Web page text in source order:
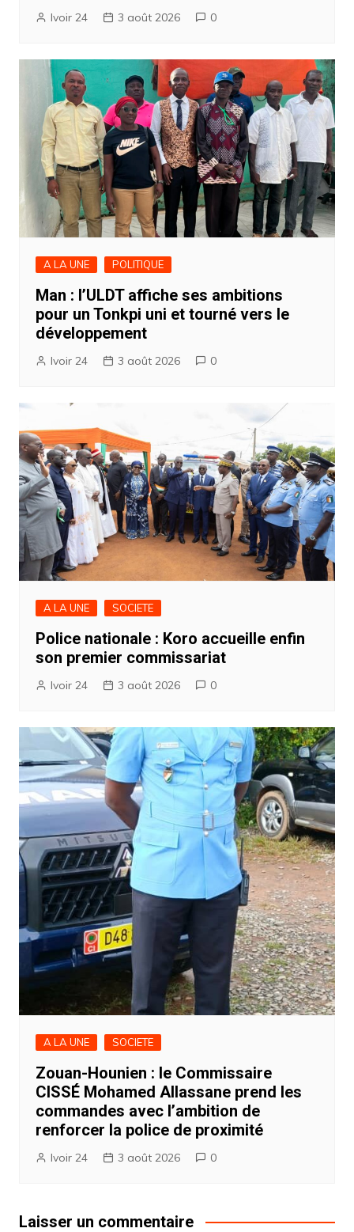
Ivoir 24 3 août 2026 0
A LA UNE POLITIQUE
Man : l’ULDT affiche ses ambitions
pour un Tonkpi uni et tourné vers le
développement
Ivoir 24 3 août 2026 0
A LA UNE SOCIETE
Police nationale : Koro accueille enfin
son premier commissariat
Ivoir 24 3 août 2026 0
A LA UNE SOCIETE
Zouan-Hounien : le Commissaire
CISSÉ Mohamed Allassane prend les
commandes avec l’ambition de
renforcer la police de proximité
Ivoir 24 3 août 2026 0
Laisser un commentaire